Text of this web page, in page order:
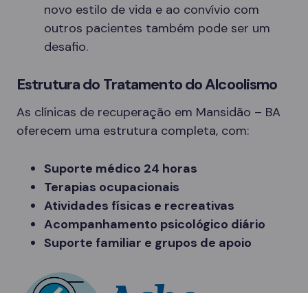
novo estilo de vida e ao convívio com
outros pacientes também pode ser um
desafio.
Estrutura do Tratamento do Alcoolismo
As clínicas de recuperação em Mansidão – BA
oferecem uma estrutura completa, com:
Suporte médico 24 horas
Terapias ocupacionais
Atividades físicas e recreativas
Acompanhamento psicológico diário
Suporte familiar e grupos de apoio